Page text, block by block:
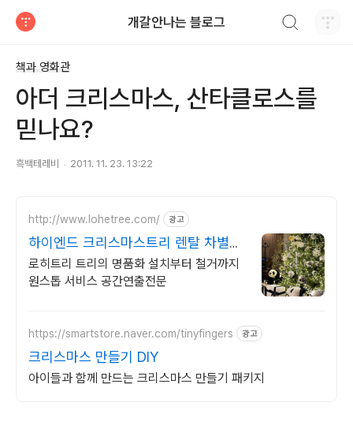
개갈안나는 블로그
책과 영화관
아더 크리스마스, 산타클로스를
믿나요?
흑백테레비 2011. 11. 23. 13:22
http://www.lohetree.com/ 광고
하이엔드 크리스마스트리 렌탈 차별화
된 퀄리티 트리
로히트리 트리의 명품화 설치부터 철거까지
원스톱 서비스 공간연출전문
https://smartstore.naver.com/tinyfingers 광고
크리스마스 만들기 DIY
아이들과 함께 만드는 크리스마스 만들기 패키지